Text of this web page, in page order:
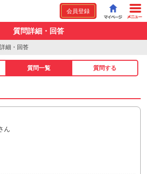
会員登録
質問詳細・回答
細・回答
質問一覧 質問する
ん